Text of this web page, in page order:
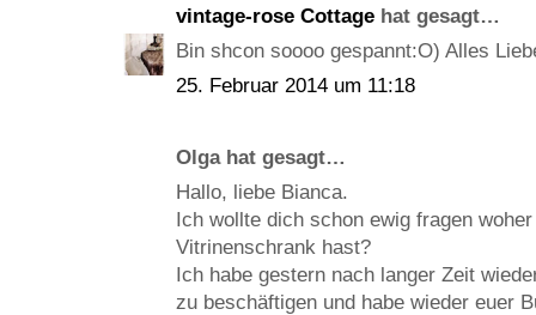
vintage-rose Cottage hat gesagt…
Bin shcon soooo gespannt:O) Alles
25. Februar 2014 um 11:18
Olga hat gesagt…
Hallo, liebe Bianca.
Ich wollte dich schon ewig fragen
Vitrinenschrank hast?
Ich habe gestern nach langer Zeit
zu beschäftigen und habe wieder euer